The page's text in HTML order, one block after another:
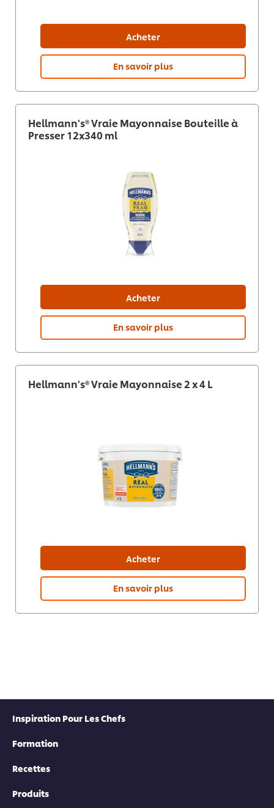
Acheter
En savoir plus
Hellmann's® Vraie Mayonnaise Bouteille à
Presser 12x340 ml
Acheter
En savoir plus
Hellmann's® Vraie Mayonnaise 2 x 4 L
Acheter
En savoir plus
Inspiration Pour Les Chefs
Formation
Recettes
Produits